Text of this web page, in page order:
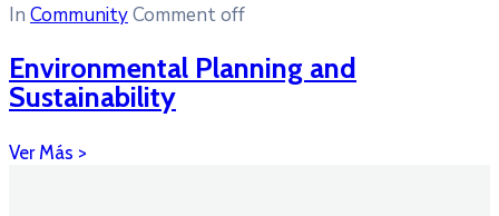
In CommunityComment off
Environmental Planning and
Sustainability